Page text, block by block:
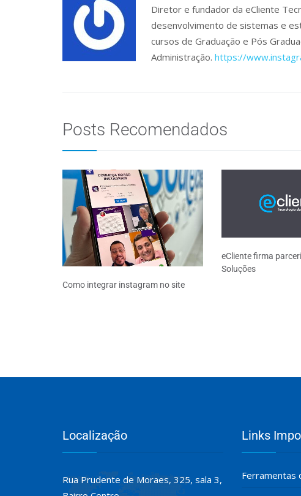
Diretor e fundador da eCliente
desenvolvimento de sistemas e
cursos de Graduação e Pós
Administração. https://
Posts Recomendados
Como integrar instagram no site
eCliente firma
Soluções
Localização
Rua Prudente de Moraes, 325, sala 3,
Links
Ferramentas